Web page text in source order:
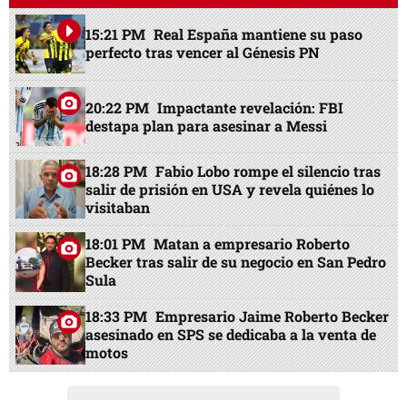
15:21 PM Real España mantiene su paso
perfecto tras vencer al Génesis PN
20:22 PM Impactante revelación: FBI
destapa plan para asesinar a Messi
18:28 PM Fabio Lobo rompe el silencio tras
salir de prisión en USA y revela quiénes lo
visitaban
18:01 PM Matan a empresario Roberto
Becker tras salir de su negocio en San Pedro
Sula
18:33 PM Empresario Jaime Roberto Becker
asesinado en SPS se dedicaba a la venta de
motos